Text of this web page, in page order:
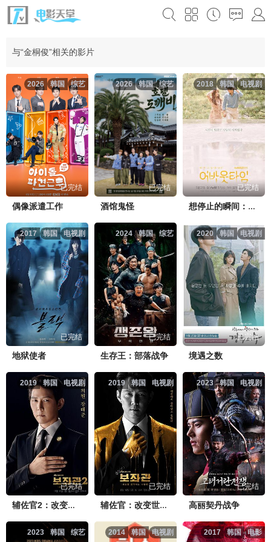
与“金桐俊”相关的影片
综艺
韩国
2026
已完结
偶像派遣工作
综艺
韩国
2026
已完结
酒馆鬼怪
电视剧
韩国
2018
已完结
想停止的瞬间：关于时间
电视剧
韩国
2017
已完结
地狱使者
综艺
韩国
2024
已完结
生存王：部落战争
电视剧
韩国
2020
已完结
境遇之数
电视剧
韩国
2019
已完结
辅佐官2：改变世界的人们
电视剧
韩国
2019
已完结
辅佐官：改变世界的人们
电视剧
韩国
2023
已完结
高丽契丹战争
综艺
韩国
2023 电视剧
韩国
2014 电影
韩国
2017